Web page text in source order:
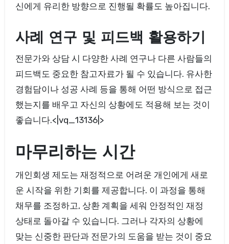
신에게 유리한 방향으로 진행될 확률도 높아집니다.
사례 연구 및 피드백 활용하기
전문가와 상담 시 다양한 사례 연구나 다른 사람들의
피드백도 중요한 참고자료가 될 수 있습니다. 유사한
경험담이나 성공 사례 등을 통해 어떤 방식으로 접근
했는지를 배우고 자신의 상황에도 적용해 보는 것이
좋습니다.<|vq_13136|>
마무리하는 시간
개인회생 제도는 재정적으로 어려운 개인에게 새로
운 시작을 위한 기회를 제공합니다. 이 과정을 통해
채무를 조정하고, 상환 계획을 세워 안정적인 재정
상태로 돌아갈 수 있습니다. 그러나 각자의 상황에
맞는 신중한 판단과 전문가의 도움을 받는 것이 중요